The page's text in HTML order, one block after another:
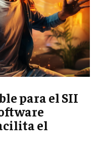
para el SII
el